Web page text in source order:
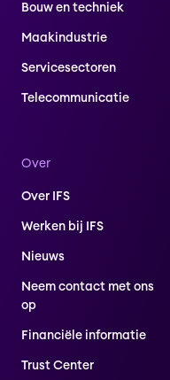
Bouw en techniek
Maakindustrie
Servicesectoren
Telecommunicatie
Over
Over IFS
Werken bij IFS
Nieuws
Neem contact met ons
op
Financiële informatie
Trust Center